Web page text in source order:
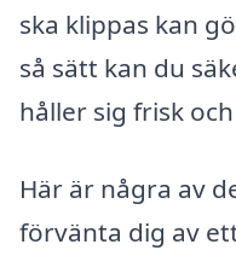
ska klippas kan
så sätt kan du
håller sig frisk
Här är några av
förvänta dig av